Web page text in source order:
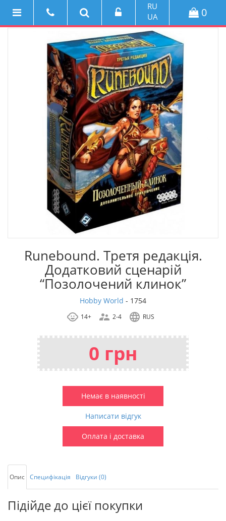
RU
UA
0
Runebound. Третя редакція.
Додатковий сценарій
“Позолочений клинок”
Hobby World - 1754
14+ 2-4 RUS
0 грн
Немає в наявності
Написати відгук
Оплата і доставка
Опис Специфікація Відгуки (0)
Підійде до цієї покупки